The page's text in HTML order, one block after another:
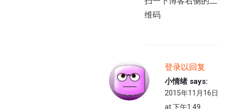
维码
登录以回复
小情绪 says:
2015年11月16日
at 下午1:49